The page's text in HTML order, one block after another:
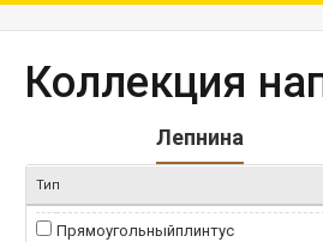
Коллекция
Лепнина
Тип
Прямоугольныйплинтус